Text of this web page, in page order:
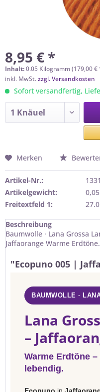
8,95 € *
Inhalt:0.05 Kilogramm (179,00
inkl. MwSt.zzgl. Versandkosten
Sofort versandfertig,
Merken
Artikel-Nr.:
Artikelgewicht:
Freitextfeld 1:
Beschreibung
Baumwolle · Lana Grossa
Jaffaorange Warme
"Ecopuno 005 |
BAUMWOLLE ·
Lana
–
Warme Erdtöne
lebendig.